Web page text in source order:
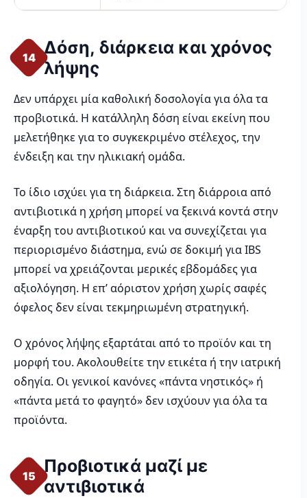
14
Δόση, διάρκεια και χρόνος
λήψης
Δεν υπάρχει μία καθολική δοσολογία για όλα τα
προβιοτικά. Η κατάλληλη δόση είναι εκείνη που
μελετήθηκε για το συγκεκριμένο στέλεχος, την
ένδειξη και την ηλικιακή ομάδα.
Το ίδιο ισχύει για τη διάρκεια. Στη διάρροια από
αντιβιοτικά η χρήση μπορεί να ξεκινά κοντά στην
έναρξη του αντιβιοτικού και να συνεχίζεται για
περιορισμένο διάστημα, ενώ σε δοκιμή για IBS
μπορεί να χρειάζονται μερικές εβδομάδες για
αξιολόγηση. Η επ’ αόριστον χρήση χωρίς σαφές
όφελος δεν είναι τεκμηριωμένη στρατηγική.
Ο χρόνος λήψης εξαρτάται από το προϊόν και τη
μορφή του. Ακολουθείτε την ετικέτα ή την ιατρική
οδηγία. Οι γενικοί κανόνες «πάντα νηστικός» ή
«πάντα μετά το φαγητό» δεν ισχύουν για όλα τα
προϊόντα.
15
Προβιοτικά μαζί με
αντιβιοτικά